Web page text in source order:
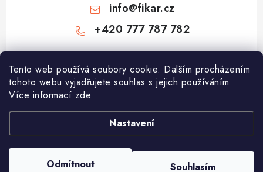
Tento web používá soubory cookie. Dalším procházením
tohoto webu vyjadřujete souhlas s jejich používáním..
Více informací zde.
Nastavení
Odmítnout Souhlasím
info@fikar.cz
+420 777 787 782
Copyright 2026Čokoládovny Fikar . Všechna práva vyhrazena.